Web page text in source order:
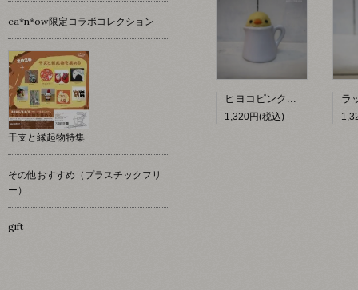
ヒヨコピンクッション 【hacy's】
1,320円(税込)
ca*n*ow限定コラボコレクション
干支と縁起物特集
その他おすすめ（プラスチックフリ
ー）
gift